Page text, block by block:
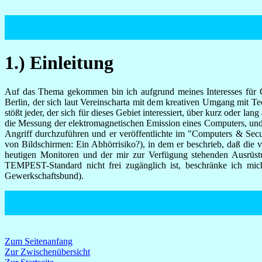
1.) Einleitung
Auf das Thema gekommen bin ich aufgrund meines Interesses
Berlin, der sich laut Vereinscharta mit dem kreativen Umgang mit
stößt jeder, der sich für dieses Gebiet interessiert, über kurz oder
die Messung der elektromagnetischen Emission eines Computers,
Angriff durchzuführen und er veröffentlichte im "Computers &
von Bildschirmen: Ein Abhörrisiko?), in dem er beschrieb, daß die
heutigen Monitoren und der mir zur Verfügung stehenden
TEMPEST-Standard nicht frei zugänglich ist, beschränke ich
Gewerkschaftsbund).
Zum Seitenanfang
Zur Zwischenübersicht